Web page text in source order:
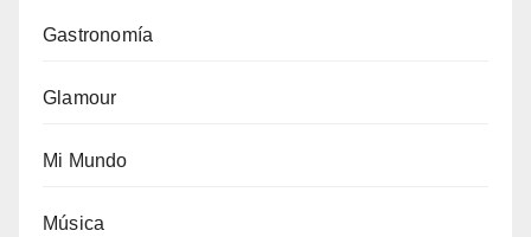
Gastronomía
Glamour
Mi Mundo
Música